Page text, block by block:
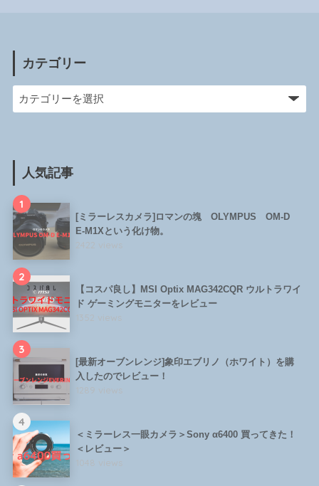
カテゴリー
人気記事
1
[ミラーレスカメラ]ロマンの塊 OLYMPUS OM-D
E-M1Xという化け物。
2422 views
2
【コスパ良し】MSI Optix MAG342CQR ウルトラワイ
ド ゲーミングモニターをレビュー
1352 views
3
[最新オーブンレンジ]象印エブリノ（ホワイト）を購
入したのでレビュー！
1289 views
4
＜ミラーレス一眼カメラ＞Sony α6400 買ってきた！
＜レビュー＞
1048 views